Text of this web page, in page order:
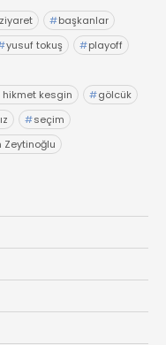
ziyaret #başkanlar
yusuf tokuş #playoff
kesgin #gölcük
#seçim
Zeytinoğlu